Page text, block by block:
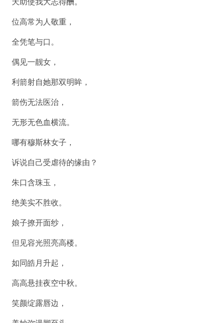
位高常为人敬重，
全凭笔与口。
偶见一靓女，
利箭射自她那双明眸，
箭伤无法医治，
无形无色血横流。
哪有穆斯林女子，
诉说自己受虐待的缘由？
朱口含珠玉，
绝美实不胜收。
娘子撩开面纱，
但见容光照亮高楼。
如同皓月升起，
高高悬挂夜空中秋。
笑颜绽露唇边，